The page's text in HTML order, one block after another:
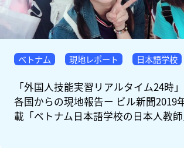
ベトナム 現地レポート 日本語学校
「外国人技能実習リアルタイム24時
各国からの現地報告ー ビル新聞2019
載「ベトナム日本語学校の日本人教師